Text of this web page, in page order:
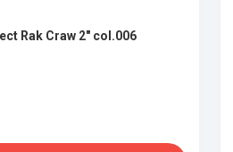
Rak Craw 2" col.006